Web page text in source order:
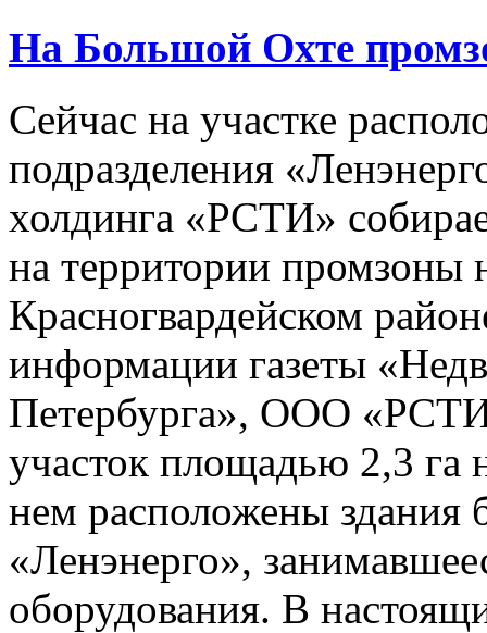
На Большой Охте
Сейчас на участке
подразделения
холдинга «РСТИ»
на территории промзоны
Красногвардейском
информации газеты
Петербурга», ООО «РСТИ
участок площадью 2,3 га
нем расположены здания
«Ленэнерго»,
оборудования. В